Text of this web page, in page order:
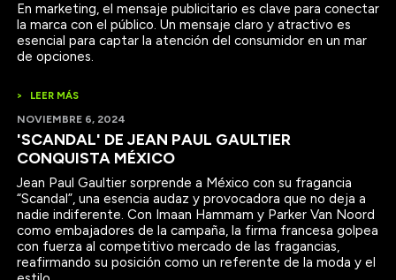
En marketing, el mensaje publicitario es clave para conectar
la marca con el público. Un mensaje claro y atractivo es
esencial para captar la atención del consumidor en un mar
de opciones.
>
LEER MÁS
NOVIEMBRE 6, 2024
'SCANDAL' DE JEAN PAUL GAULTIER
CONQUISTA MÉXICO
Jean Paul Gaultier sorprende a México con su fragancia
“Scandal”, una esencia audaz y provocadora que no deja a
nadie indiferente. Con Imaan Hammam y Parker Van Noord
como embajadores de la campaña, la firma francesa golpea
con fuerza al competitivo mercado de las fragancias,
reafirmando su posición como un referente de la moda y el